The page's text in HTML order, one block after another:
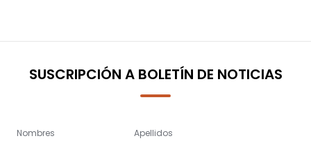
SUSCRIPCIÓN A BOLETÍN DE NOTICIAS
Nombres Apellidos